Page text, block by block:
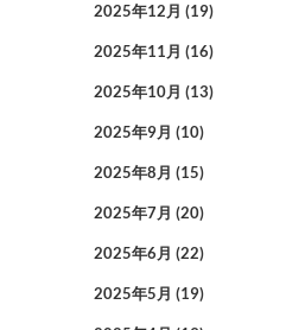
2025年12月 (19)
2025年11月 (16)
2025年10月 (13)
2025年9月 (10)
2025年8月 (15)
2025年7月 (20)
2025年6月 (22)
2025年5月 (19)